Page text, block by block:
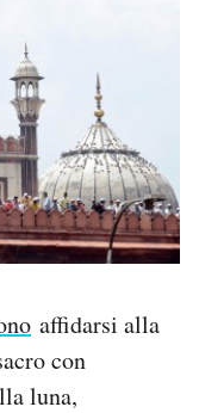
affidarsi alla
con
luna,